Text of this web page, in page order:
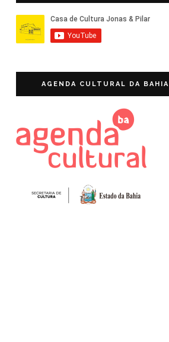
AGENDA CULTURAL DA BAHIA